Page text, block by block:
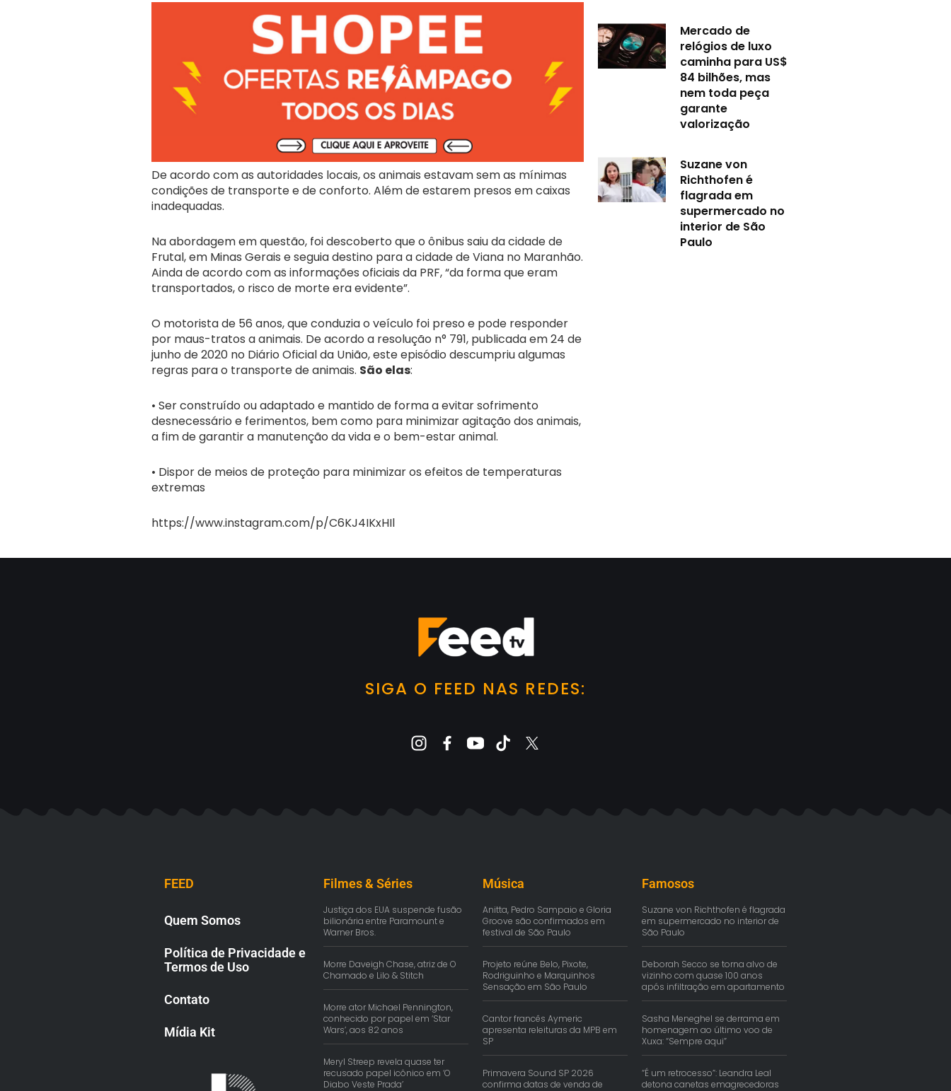
De acordo com as autoridades locais, os animais estavam sem as mínimas
condições de transporte e de conforto. Além de estarem presos em caixas
inadequadas.
Na abordagem em questão, foi descoberto que o ônibus saiu da cidade de
Frutal, em Minas Gerais e seguia destino para a cidade de Viana no Maranhão.
Ainda de acordo com as informações oficiais da PRF, “da forma que eram
transportados, o risco de morte era evidente”.
O motorista de 56 anos, que conduzia o veículo foi preso e pode responder
por maus-tratos a animais. De acordo a resolução n° 791, publicada em 24 de
junho de 2020 no Diário Oficial da União, este episódio descumpriu algumas
regras para o transporte de animais. São elas:
• Ser construído ou adaptado e mantido de forma a evitar sofrimento
desnecessário e ferimentos, bem como para minimizar agitação dos animais,
a fim de garantir a manutenção da vida e o bem-estar animal.
• Dispor de meios de proteção para minimizar os efeitos de temperaturas
extremas
https://www.instagram.com/p/C6KJ4IKxHIl
Mercado de
relógios de luxo
caminha para US$
84 bilhões, mas
nem toda peça
garante
valorização
Suzane von
Richthofen é
flagrada em
supermercado no
interior de São
Paulo
SIGA O FEED NAS REDES:
FEED
Quem Somos
Política de Privacidade e
Termos de Uso
Contato
Mídia Kit
Filmes & Séries
Justiça dos EUA suspende fusão
bilionária entre Paramount e
Warner Bros.
Morre Daveigh Chase, atriz de O
Chamado e Lilo & Stitch
Morre ator Michael Pennington,
conhecido por papel em ‘Star
Wars’, aos 82 anos
Meryl Streep revela quase ter
recusado papel icônico em ‘O
Diabo Veste Prada’
Música
Anitta, Pedro Sampaio e Gloria
Groove são confirmados em
festival de São Paulo
Projeto reúne Belo, Pixote,
Rodriguinho e Marquinhos
Sensação em São Paulo
Cantor francês Aymeric
apresenta releituras da MPB em
SP
Primavera Sound SP 2026
confirma datas de venda de
Famosos
Suzane von Richthofen é flagrada
em supermercado no interior de
São Paulo
Deborah Secco se torna alvo de
vizinho com quase 100 anos
após infiltração em apartamento
Sasha Meneghel se derrama em
homenagem ao último voo de
Xuxa: “Sempre aqui”
“É um retrocesso”: Leandra Leal
detona canetas emagrecedoras